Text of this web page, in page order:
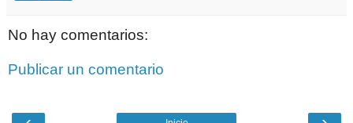
No hay comentarios:
Publicar un comentario